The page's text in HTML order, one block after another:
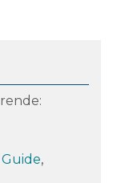
Guide,